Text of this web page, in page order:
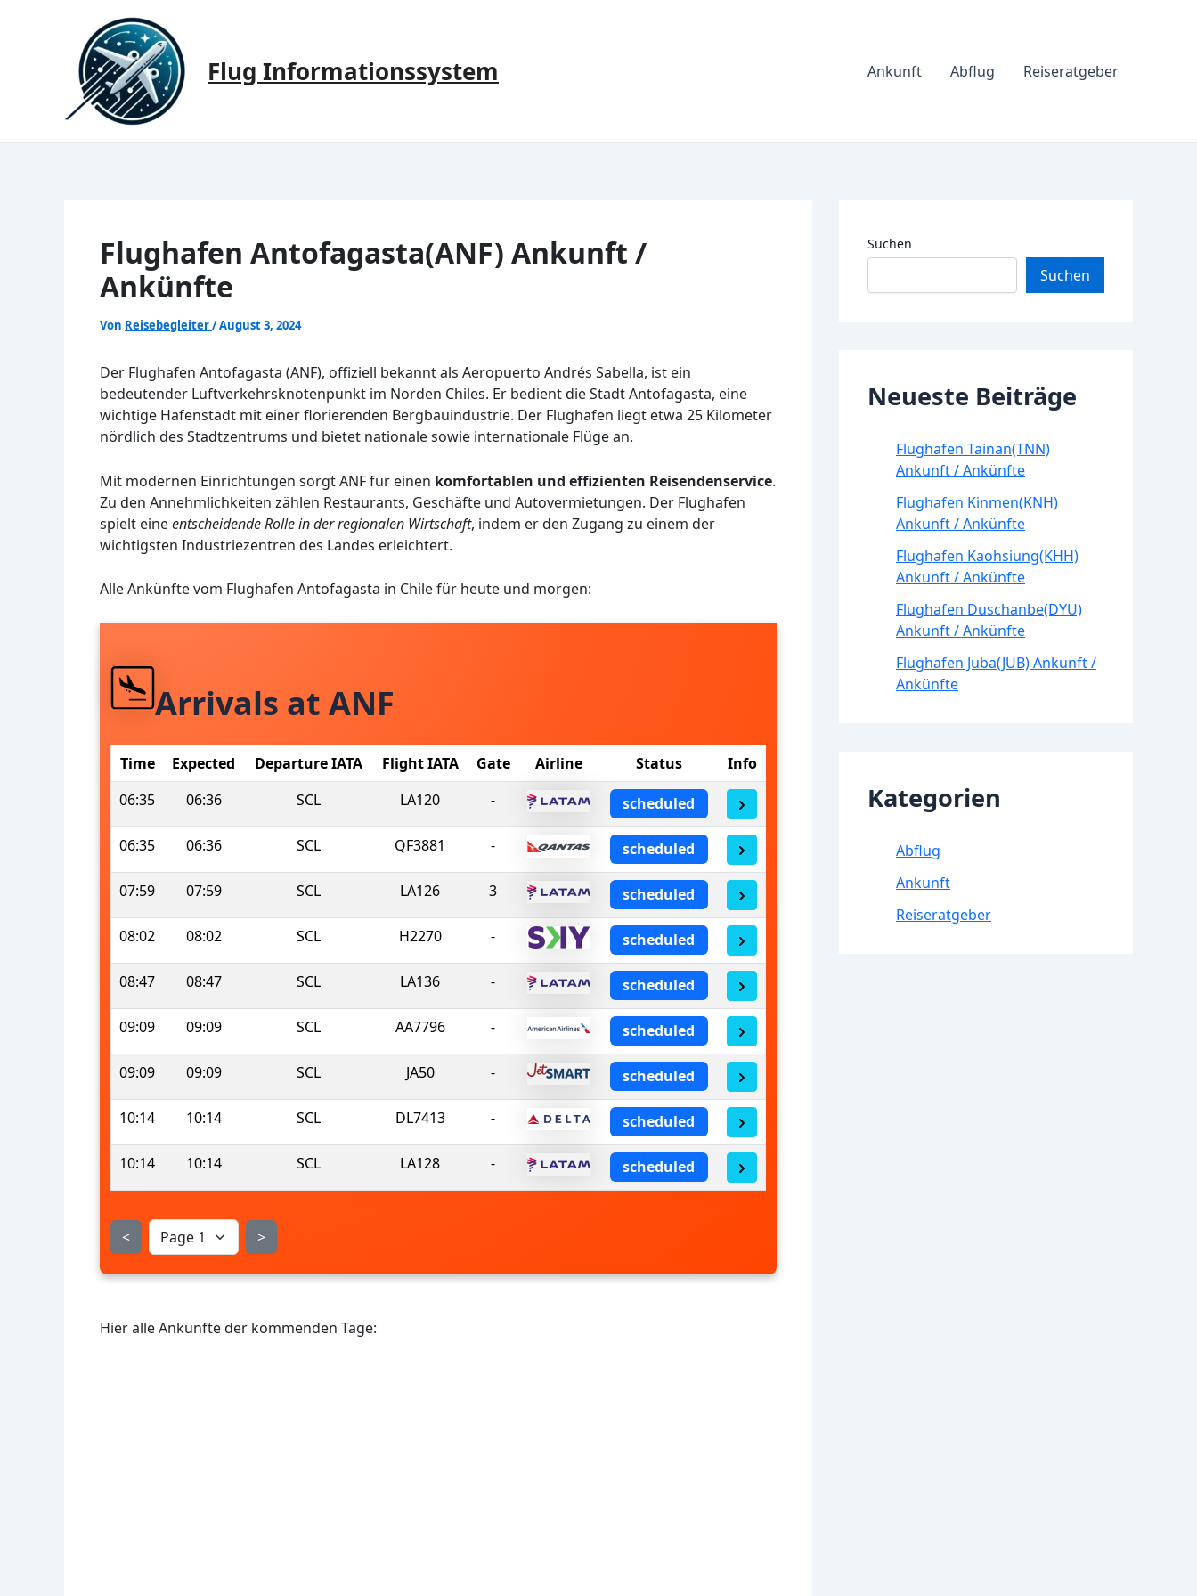
Flug Informationssystem Ankunft Abflug Reiseratgeber
Flughafen Antofagasta(ANF) Ankunft /
Ankünfte
Von Reisebegleiter/August 3, 2024
Der Flughafen Antofagasta (ANF), offiziell bekannt als Aeropuerto Andrés Sabella, ist ein
bedeutender Luftverkehrsknotenpunkt im Norden Chiles. Er bedient die Stadt Antofagasta, eine
wichtige Hafenstadt mit einer florierenden Bergbauindustrie. Der Flughafen liegt etwa 25 Kilometer
nördlich des Stadtzentrums und bietet nationale sowie internationale Flüge an.
Mit modernen Einrichtungen sorgt ANF für einen komfortablen und effizienten Reisendenservice.
Zu den Annehmlichkeiten zählen Restaurants, Geschäfte und Autovermietungen. Der Flughafen
spielt eineentscheidende Rolle in der regionalen Wirtschaft, indem er den Zugang zu einem der
wichtigsten Industriezentren des Landes erleichtert.
Alle Ankünfte vom Flughafen Antofagasta in Chile für heute und morgen:
Arrivals at ANF
Time Expected Departure IATA Flight IATA Gate Airline Status
Info
06:35
06:36 SCL LA120 - scheduled
06:35 06:36 SCL QF3881 - scheduled
07:59 07:59 SCL LA126 3 scheduled
08:02 08:02 SCL H2270 - scheduled
08:47 08:47 SCL LA136 - scheduled
09:09 09:09 SCL AA7796 - scheduled
09:09 09:09 SCL JA50 - scheduled
10:14 10:14 SCL DL7413 - scheduled
10:14 10:14 SCL LA128 - scheduled
< >
Hier alle Ankünfte der kommenden Tage:
Suchen
Suchen
Neueste Beiträge
Flughafen Tainan(TNN)
Ankunft / Ankünfte
Flughafen Kinmen(KNH)
Ankunft / Ankünfte
Flughafen Kaohsiung(KHH)
Ankunft / Ankünfte
Flughafen Duschanbe(DYU)
Ankunft / Ankünfte
Flughafen Juba(JUB) Ankunft /
Ankünfte
Kategorien
Abflug
Ankunft
Reiseratgeber